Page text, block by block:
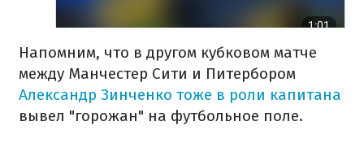
Напомним, что в другом кубковом матче
между Манчестер Сити и Питербором
Александр Зинченко тоже в роли капитана
вывел "горожан" на футбольное поле.